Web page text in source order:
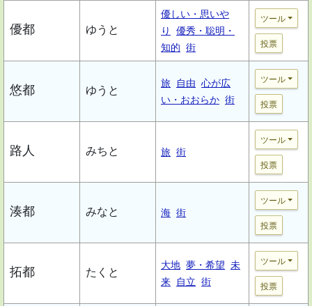
優都 ゆうと
優しい・思いや
り
優秀・聡明・
知的 街
ツール
投票
悠都 ゆうと
旅 自由 心が広
い・おおらか 街
ツール
投票
路人 みちと 旅 街
ツール
投票
湊都 みなと 海 街
ツール
投票
拓都 たくと
大地 夢・希望 未
来
自立 街
ツール
投票